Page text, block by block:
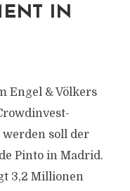
IN
Engel & Völkers
soll der
Pinto in Madrid.
3,2 Millionen